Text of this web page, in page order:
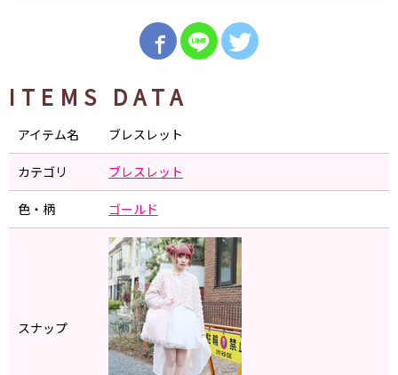
ITEMS DATA
アイテム名 ブレスレット
カテゴリ ブレスレット
色・柄 ゴールド
スナップ